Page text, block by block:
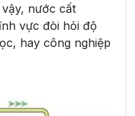
nước cất
vực đòi hỏi độ
hay công nghiệp